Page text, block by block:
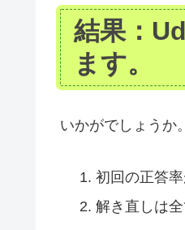
結果：
ます。
いかがでしょうか
初回の正答
解き直しは